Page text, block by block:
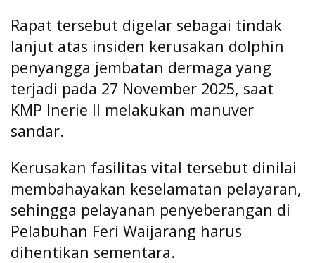
Rapat tersebut digelar sebagai tindak
lanjut atas insiden kerusakan dolphin
penyangga jembatan dermaga yang
terjadi pada 27 November 2025, saat
KMP Inerie II melakukan manuver
sandar.
Kerusakan fasilitas vital tersebut dinilai
membahayakan keselamatan pelayaran,
sehingga pelayanan penyeberangan di
Pelabuhan Feri Waijarang harus
dihentikan sementara.